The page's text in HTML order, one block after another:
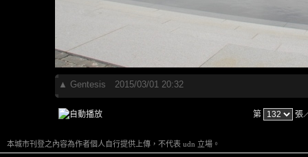
▲ Gentesis 2015/03/01 20:32
第 張
本城市刊登之內容為作者個人自行提供上傳，不代表 udn 立場。